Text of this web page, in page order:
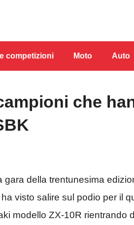
competizioni Moto Auto
che
della trentunesima
visto salire sul podio per il
modello ZX-10R rientrando